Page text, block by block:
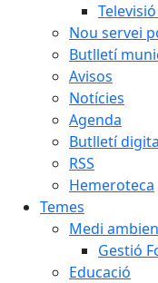
Nou servei
Butlletí
Avisos
Notícies
Agenda
Butlletí
RSS
Hemeroteca
Temes
Medi
Gestió
Educació